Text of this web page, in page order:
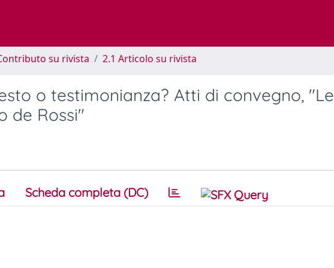
su rivista 2.1 Articolo su rivista
o testimonianza? Atti di convegno, "Le
de Rossi"
Scheda completa (DC)